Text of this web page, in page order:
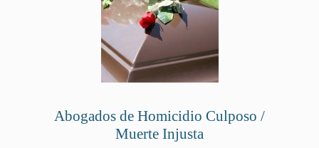
Abogados de Homicidio Culposo /
Muerte Injusta